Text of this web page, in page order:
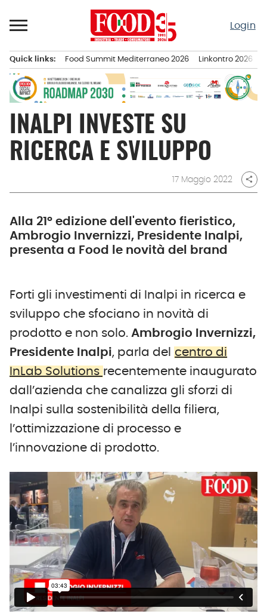
al
Login
principale
Quick links: Food Summit Mediterraneo 2026 Linkontro 2026
INALPI INVESTE SU
RICERCA E SVILUPPO
17 Maggio 2022 share
Alla 21° edizione dell'evento fieristico,
Ambrogio Invernizzi, Presidente Inalpi,
presenta a Food le novità del brand
Forti gli investimenti di Inalpi in ricerca e
sviluppo che sfociano in novità di
prodotto e non solo. Ambrogio Invernizzi,
Presidente Inalpi, parla del centro di
InLab Solutions recentemente inaugurato
dall’azienda che canalizza gli sforzi di
Inalpi sulla sostenibilità della filiera,
l’ottimizzazione di processo e
l’innovazione di prodotto.